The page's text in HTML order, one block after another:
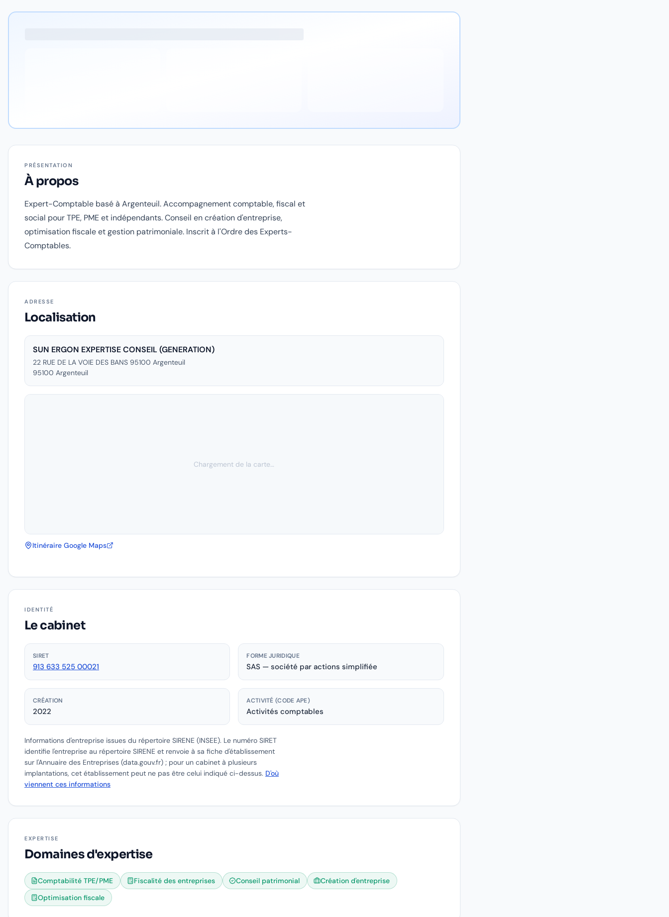
PRÉSENTATION
À propos
Expert-Comptable basé à Argenteuil. Accompagnement comptable, fiscal et
social pour TPE, PME et indépendants. Conseil en création d'entreprise,
optimisation fiscale et gestion patrimoniale. Inscrit à l'Ordre des Experts-
Comptables.
ADRESSE
Localisation
SUN ERGON EXPERTISE CONSEIL (GENERATION)
22 RUE DE LA VOIE DES BANS 95100 Argenteuil
95100 Argenteuil
Chargement de la carte…
Itinéraire Google Maps
IDENTITÉ
Le cabinet
SIRET
913 633 525 00021
FORME JURIDIQUE
SAS — société par actions simplifiée
CRÉATION
2022
ACTIVITÉ (CODE APE)
Activités comptables
Informations d'entreprise issues du répertoire SIRENE (INSEE). Le numéro SIRET
identifie l'entreprise au répertoire SIRENE et renvoie à sa fiche d'établissement
sur l'Annuaire des Entreprises (data.gouv.fr) ; pour un cabinet à plusieurs
implantations, cet établissement peut ne pas être celui indiqué ci-dessus. D'où
viennent ces informations
EXPERTISE
Domaines d'expertise
Comptabilité TPE/PME Fiscalité des entreprises Conseil patrimonial
Création d'entreprise
Optimisation fiscale